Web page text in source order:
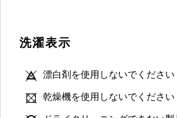
洗濯表示
漂白剤を使用しないでください
乾燥機を使用しないでください